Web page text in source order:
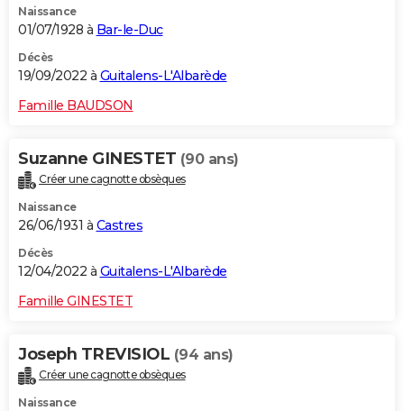
Naissance
01/07/1928 à Bar-le-Duc
Décès
19/09/2022 à Guitalens-L'Albarède
Famille BAUDSON
Suzanne GINESTET (90 ans)
Créer une cagnotte obsèques
Naissance
26/06/1931 à Castres
Décès
12/04/2022 à Guitalens-L'Albarède
Famille GINESTET
Joseph TREVISIOL (94 ans)
Créer une cagnotte obsèques
Naissance